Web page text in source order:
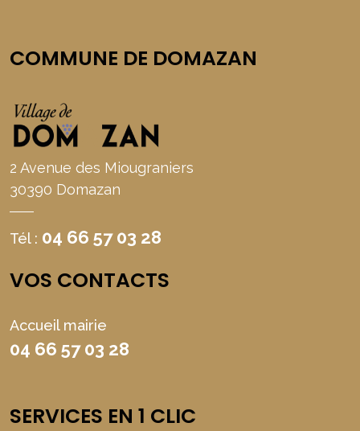
COMMUNE DE DOMAZAN
2 Avenue des Miougraniers
30390 Domazan
Tél : 04 66 57 03 28
VOS CONTACTS
Accueil mairie
04 66 57 03 28
SERVICES EN 1 CLIC